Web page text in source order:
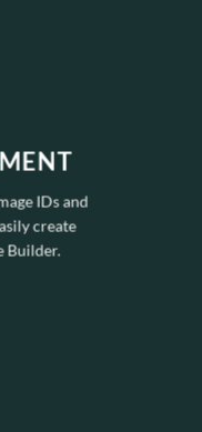
IDs and
create
Builder.